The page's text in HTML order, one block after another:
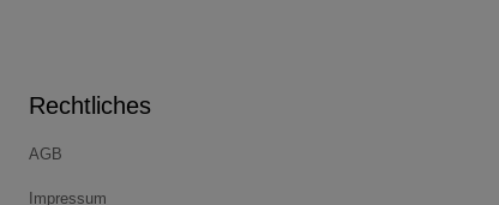
Rechtliches
AGB
Impressum